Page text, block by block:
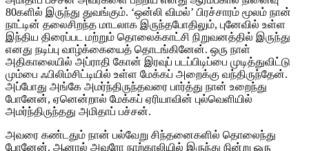
80களில் இருந்து துவங்கும். ‘ஒன்லி விமல்’ பிரச்சாரம் மூலம் நான்
நாட்டின் தலைசிறந்த மாடலாக இருந்தபோதிலும், புனேவில் உள்ள
இந்திய திரைப்பட மற்றும் தொலைக்காட்சி நிறுவனத்தில் இருந்து
எனது நடிப்பு வாழ்க்கையைத் தொடங்கினேன். ஒரு நாள்
அதிகாலையில் அப்ராதி கோன் இரவுப் படப்பிடிப்பை முடித்துவிட்டு
மும்பை ஃபிலிம்சிட்டியில் உள்ள மேக்கப் அறைக்கு வந்திருந்தேன்.
அப்போது அங்கே அமர்ந்திருந்தவரை பார்த்து நான் உறைந்து
போனேன், ஏனென்றால் மேக்கப் ஏரியாவின் புல்வெளியில்
அமர்ந்திருந்தது அமிதாப் பச்சன்.
அவரை கண்டதும் நான் பல்வேறு சிந்தனைகளில் தொலைந்து
போனேன். ஆனால் அவரோ நாற்காலியில் இருந்து நின்று ஒரு